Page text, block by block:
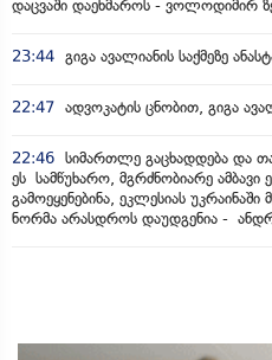
დაცვაში დაეხმაროს - ვოლოდიმირ
23:44 გიგა ავალიანის საქმეზე
22:47 ადვოკატის ცნობით, გიგა
22:46 სიმართლე გაცხადდება და
ეს სამწუხარო, მგრძნობიარე ამბავი
გამოეყენებინა, ეკლესიას
ნორმა არასდროს დაუდგენია -